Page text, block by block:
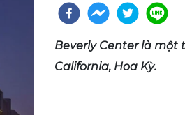
Beverly Center là một
California, Hoa Kỳ.